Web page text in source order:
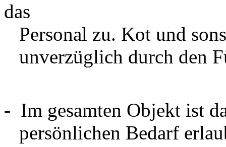
das
Personal zu. Kot und
unverzüglich durch den
- Im gesamten Objekt ist
persönlichen Bedarf